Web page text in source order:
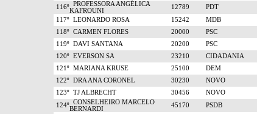
116º PROFESSORA ANGÉLICA
KAFROUNI
12789 PDT
117º LEONARDO ROSA 15242 MDB
118º CARMEN FLORES 20000 PSC
119º DAVI SANTANA 20200 PSC
120º EVERSON SA 23210 CIDADANIA
121º MARIANA KRUSE 25100 DEM
122º DRA ANA CORONEL 30230 NOVO
123º TJ ALBRECHT 30456 NOVO
124º CONSELHEIRO MARCELO
BERNARDI
45170 PSDB